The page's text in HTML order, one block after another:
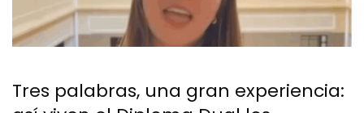
Tres palabras, una gran experiencia: